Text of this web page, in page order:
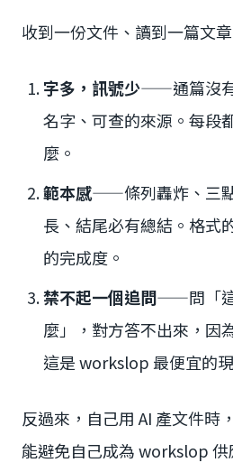
收到一份文件、讀到一篇文
字多，訊號少——通篇沒
名字、可查的來源。每段
麼。
範本感——條列轟炸、三
長、結尾必有總結。格式
的完成度。
禁不起一個追問——問「
麼」，對方答不出來，因
這是 workslop 最便宜的
反過來，自己用 AI 產文件時
能避免自己成為 workslop 供